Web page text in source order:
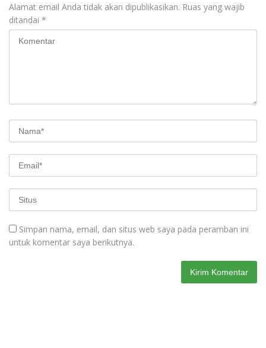
Alamat email Anda tidak akan dipublikasikan. Ruas yang wajib
ditandai *
Simpan nama, email, dan situs web saya pada peramban ini
untuk komentar saya berikutnya.